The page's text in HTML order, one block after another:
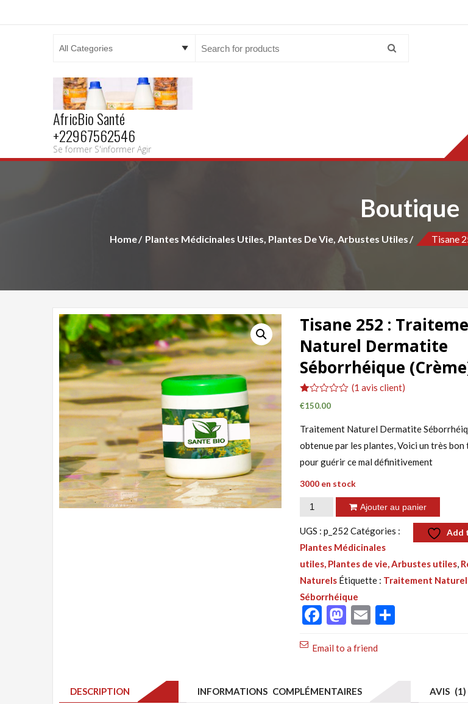
AfricBio Santé
+22967562546
Se former S'informer Agir
Boutique
Home Plantes Médicinales Utiles, Plantes De Vie, Arbustes Utiles Tisane
Tisane 252 :
Naturel Dermatite
Séborrhéique
Noté
1.00
5
sur
1
client
(1 avis client)
€150.00
Traitement Naturel Dermatite
obtenue par les plantes, Voici un très
pour guérir ce mal définitivement
3000 en stock
quantité
Tisane
252
:
Traitement
Naturel
Dermatite
(Crème)
Ajouter au panier
Add
UGS :p_252 Catégories :
Plantes Médicinales
utiles, Plantes de vie, Arbustes utiles,
Naturels Étiquette : Traitement
Séborrhéique
Facebook
Mastodon
Email
Email to a friend
DESCRIPTION INFORMATIONS COMPLÉMENTAIRES AVIS (1)